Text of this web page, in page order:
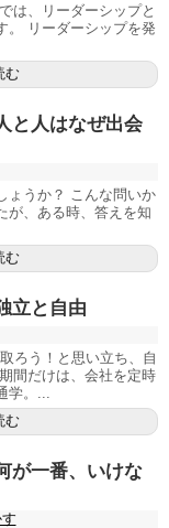
は、リーダーシップと
。 リーダーシップを発
む
と人はなぜ出会
ょうか？ こんな問いか
が、ある時、答えを知
む
立と自由
ろう！と思い立ち、自
間だけは、会社を定時
。...
む
が一番、いけな